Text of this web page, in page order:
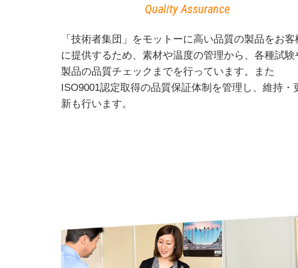
Quality Assurance
「技術者集団」をモットーに高い品質の製品をお客
に提供するため、素材や温度の管理から、各種試験
製品の品質チェックまでを行っています。また
ISO9001認定取得の品質保証体制を管理し、維持・
新も行います。